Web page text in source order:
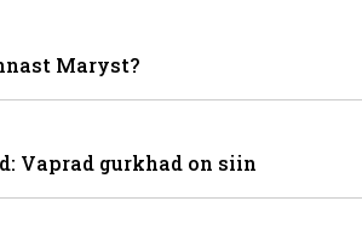
Maryst?
Vaprad gurkhad on siin